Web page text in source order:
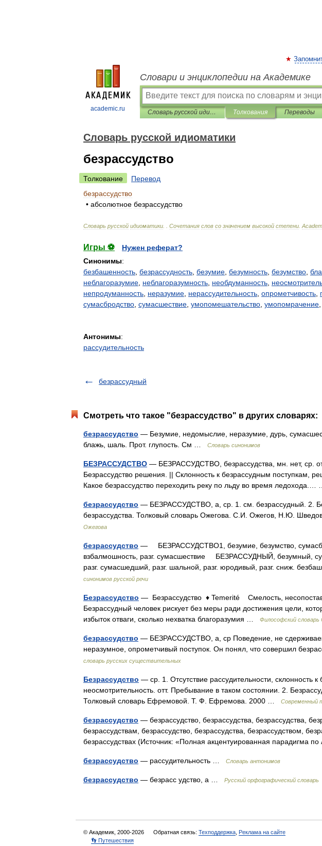
academic.ru
Словари и энциклопедии на Академике
Словарь русской идиоматики Толкования Переводы
Словарь русской идиоматики
безрассудство
Толкование
Перевод
безрассудство
• абсолютное безрассудство
Словарь русской идиоматики Сочетания слов со значением высокой степени
Игры ⚽
Нужен реферат?
Синонимы:
безбашенность безрассудность безумие безумность безумство
неблагоразумие неблагоразумность необдуманность
непродуманность неразумие нерассудительность опрометчивость
сумасбродство сумасшествие умопомешательство умопомрачение
Антонимы:
рассудительность
безрассудный
Смотреть что такое "безрассудство" в других словарях:
безрассудство — Безумие, недомыслие, неразумие, дурь,
блажь, шаль. Прот. глупость. См …
Словарь синонимов
БЕЗРАССУДСТВО — БЕЗРАССУДСТВО, безрассудства, мн. нет, ср.
Безрассудство решения. || Склонность к безрассудным поступкам,
Какое безрассудство переходить реку по льду во время
безрассудство — БЕЗРАССУДСТВО, а, ср. 1. см. безрассудный. 2.
безрассудства. Толковый словарь Ожегова. С.И. Ожегов, Н.Ю.
Ожегова
безрассудство — БЕЗРАССУДСТВО1, безумие, безумство,
взбалмошность, разг. сумасшествие БЕЗРАССУДНЫЙ, безумный,
разг. сумасшедший, разг. шальной, разг. юродивый, разг. сниж.
синонимов русской речи
Безрассудство — Безрассудство ♦ Temerité Смелость,
Безрассудный человек рискует без меры ради достижения цели,
избыток отваги, сколько нехватка благоразумия …
Философский словарь
безрассудство — БЕЗРАССУДСТВО, а, ср Поведение, не
неразумное, опрометчивый поступок. Он понял, что совершил
словарь русских существительных
Безрассудство — ср. 1. Отсутствие рассудительности, склонность
неосмотрительность. отт. Пребывание в таком состоянии. 2.
Толковый словарь Ефремовой. Т. Ф. Ефремова. 2000 …
Современный
безрассудство — безрассудство, безрассудства, безрассудства,
безрассудствам, безрассудство, безрассудства, безрассудством,
безрассудствах (Источник: «Полная акцентуированная парадигма
безрассудство — рассудительность … Словарь антонимов
безрассудство — безрасс удство, а … Русский орфографический словарь
© Академик, 2000-2026 Обратная связь: Техподдержка Реклама на сайте
👣 Путешествия